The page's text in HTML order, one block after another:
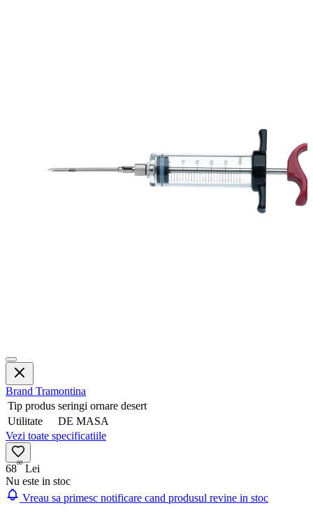
Brand Tramontina
Tip produs seringi ornare desert
Utilitate
DE MASA
Vezi toate specificatiile
6860 Lei
Nu este in stoc
Vreau sa primesc notificare cand produsul revine in stoc